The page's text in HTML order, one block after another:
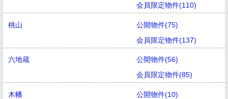
会員限定物件(110)
桃山
公開物件(75)
会員限定物件(137)
六地蔵
公開物件(56)
会員限定物件(85)
木幡
公開物件(10)